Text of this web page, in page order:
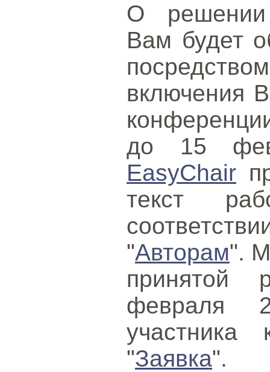
О решении
Вам будет
включения
до 15
EasyChair
текст
"Авторам".
февраля
участника
"Заявка".